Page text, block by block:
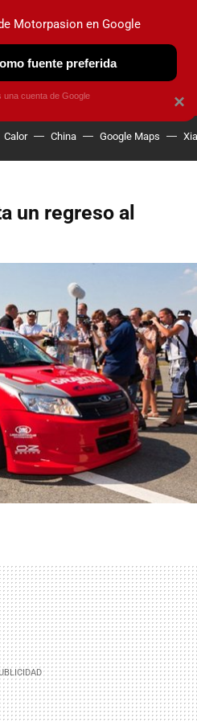
OBSERVATORIO
Calor China Google Maps
un regreso al
×
Motorpasion en Google
fuente preferida
una cuenta de Google